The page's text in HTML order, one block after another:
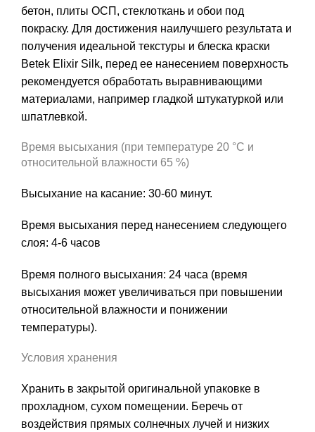
бетон, плиты ОСП, стеклоткань и обои под
покраску. Для достижения наилучшего результата и
получения идеальной текстуры и блеска краски
Betek Elixir Silk, перед ее нанесением поверхность
рекомендуется обработать выравнивающими
материалами, например гладкой штукатуркой или
шпатлевкой.
Время высыхания (при температуре 20 °C и
относительной влажности 65 %)
Высыхание на касание: 30-60 минут.
Время высыхания перед нанесением следующего
слоя: 4-6 часов
Время полного высыхания: 24 часа (время
высыхания может увеличиваться при повышении
относительной влажности и понижении
температуры).
Условия хранения
Хранить в закрытой оригинальной упаковке в
прохладном, сухом помещении. Беречь от
воздействия прямых солнечных лучей и низких